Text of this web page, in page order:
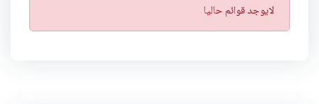
ت
ن
لايوجد قوائم حاليا